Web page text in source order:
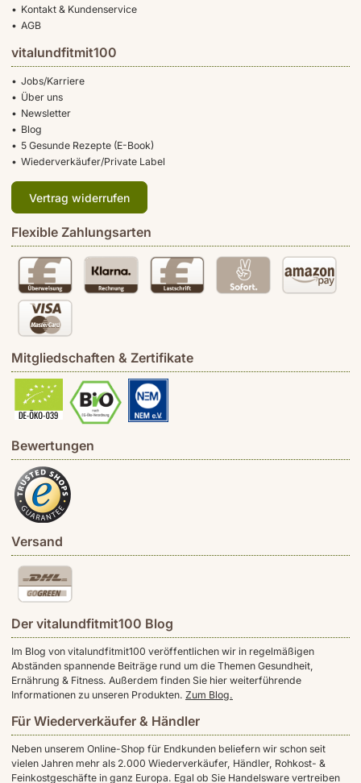
Kontakt & Kundenservice
AGB
vitalundfitmit100
Jobs/Karriere
Über uns
Newsletter
Blog
5 Gesunde Rezepte (E-Book)
Wiederverkäufer/Private Label
Vertrag widerrufen
Flexible Zahlungsarten
Mitgliedschaften & Zertifikate
Bewertungen
Versand
Der vitalundfitmit100 Blog
Im Blog von vitalundfitmit100 veröffentlichen wir in regelmäßigen
Abständen spannende Beiträge rund um die Themen Gesundheit,
Ernährung & Fitness. Außerdem finden Sie hier weiterführende
Informationen zu unseren Produkten. Zum Blog.
Für Wiederverkäufer & Händler
Neben unserem Online-Shop für Endkunden beliefern wir schon seit
vielen Jahren mehr als 2.000 Wiederverkäufer, Händler, Rohkost- &
Feinkostgeschäfte in ganz Europa. Egal ob Sie Handelsware vertreiben